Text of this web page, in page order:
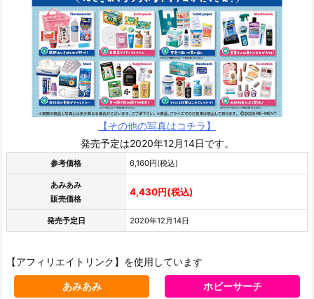
【その他の写真はコチラ】
発売予定は2020年12月14日です。
参考価格 6,160円(税込)
あみあみ
販売価格
4,430円(税込)
発売予定日 2020年12月14日
【アフィリエイトリンク】を使用しています
あみあみ ホビーサーチ